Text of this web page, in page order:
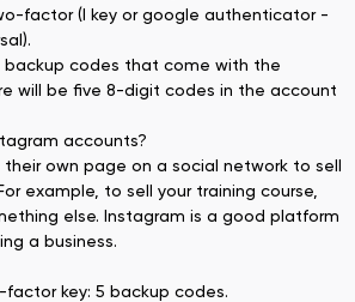
factor (I key or google authenticator -
backup codes that come with the
will be five 8-digit codes in the account
accounts?
their own page on a social network to sell
example, to sell your training course,
else. Instagram is a good platform
a business.
factor key: 5 backup codes.